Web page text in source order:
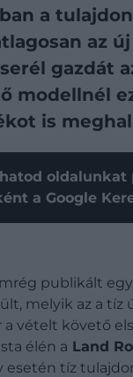
a
az
gazdát
modellnél
is
oldalunkat
a Google
publikált egy
melyik az a tíz
vételt követő
élén a Land
esetén tíz